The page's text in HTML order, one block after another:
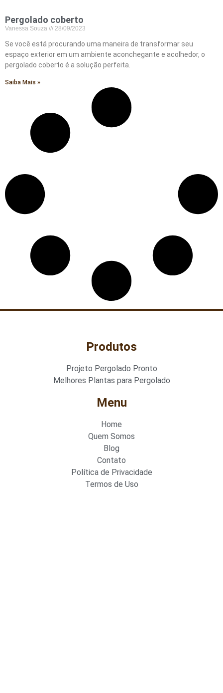
Pergolado coberto
Vanessa Souza 28/09/2023
Se você está procurando uma maneira de transformar seu
espaço exterior em um ambiente aconchegante e acolhedor, o
pergolado coberto é a solução perfeita.
Saiba Mais »
Produtos
Projeto Pergolado Pronto
Melhores Plantas para Pergolado
Menu
Home
Quem Somos
Blog
Contato
Política de Privacidade
Termos de Uso